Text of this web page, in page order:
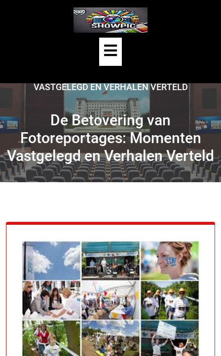
Open
Button
VASTGELEGD EN VERHALEN VERTELD
De Betovering van
Fotoreportages: Momenten
Vastgelegd en Verhalen Verteld